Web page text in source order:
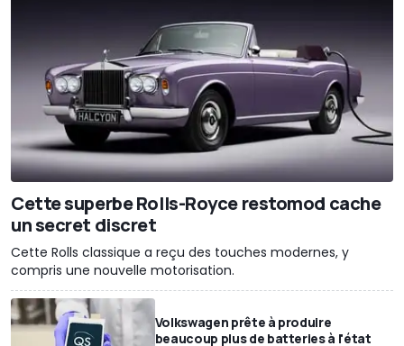
Cette superbe Rolls-Royce restomod cache
un secret discret
Cette Rolls classique a reçu des touches modernes, y
compris une nouvelle motorisation.
Volkswagen prête à produire
beaucoup plus de batteries à l'état